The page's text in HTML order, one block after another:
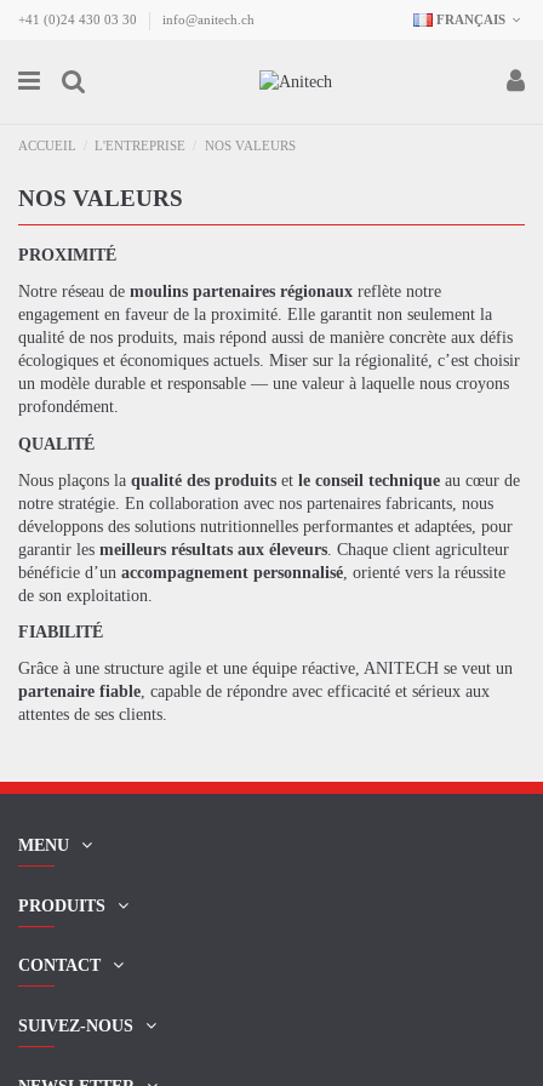
+41 (0)24 430 03 30 info@anitech.ch FRANÇAIS
ACCUEIL L'ENTREPRISE NOS VALEURS
NOS VALEURS
PROXIMITÉ
Notre réseau de moulins partenaires régionaux reflète notre
engagement en faveur de la proximité. Elle garantit non seulement la
qualité de nos produits, mais répond aussi de manière concrète aux défis
écologiques et économiques actuels. Miser sur la régionalité, c’est choisir
un modèle durable et responsable — une valeur à laquelle nous croyons
profondément.
QUALITÉ
Nous plaçons la qualité des produits et le conseil technique au cœur de
notre stratégie. En collaboration avec nos partenaires fabricants, nous
développons des solutions nutritionnelles performantes et adaptées, pour
garantir les meilleurs résultats aux éleveurs . Chaque client agriculteur
bénéficie d’un accompagnement personnalisé , orienté vers la réussite
de son exploitation.
FIABILITÉ
Grâce à une structure agile et une équipe réactive, ANITECH se veut un
partenaire fiable, capable de répondre avec efficacité et sérieux aux
attentes de ses clients.
MENU
PRODUITS
CONTACT
SUIVEZ-NOUS